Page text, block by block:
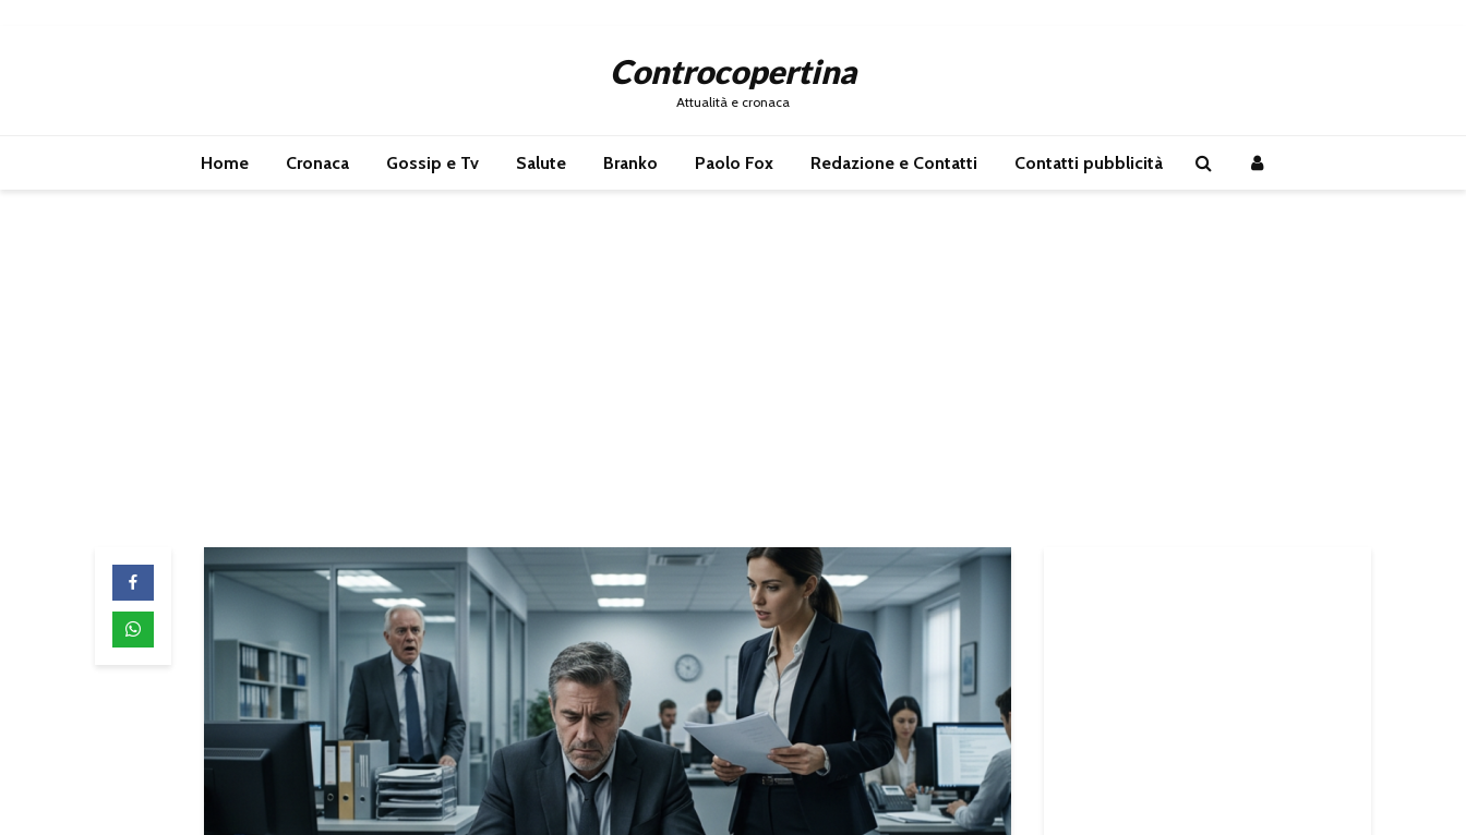
Controcopertina
Attualità e cronaca
Home Cronaca Gossip e Tv Salute Branko Paolo Fox Redazione e Contatti Contatti pubblicità